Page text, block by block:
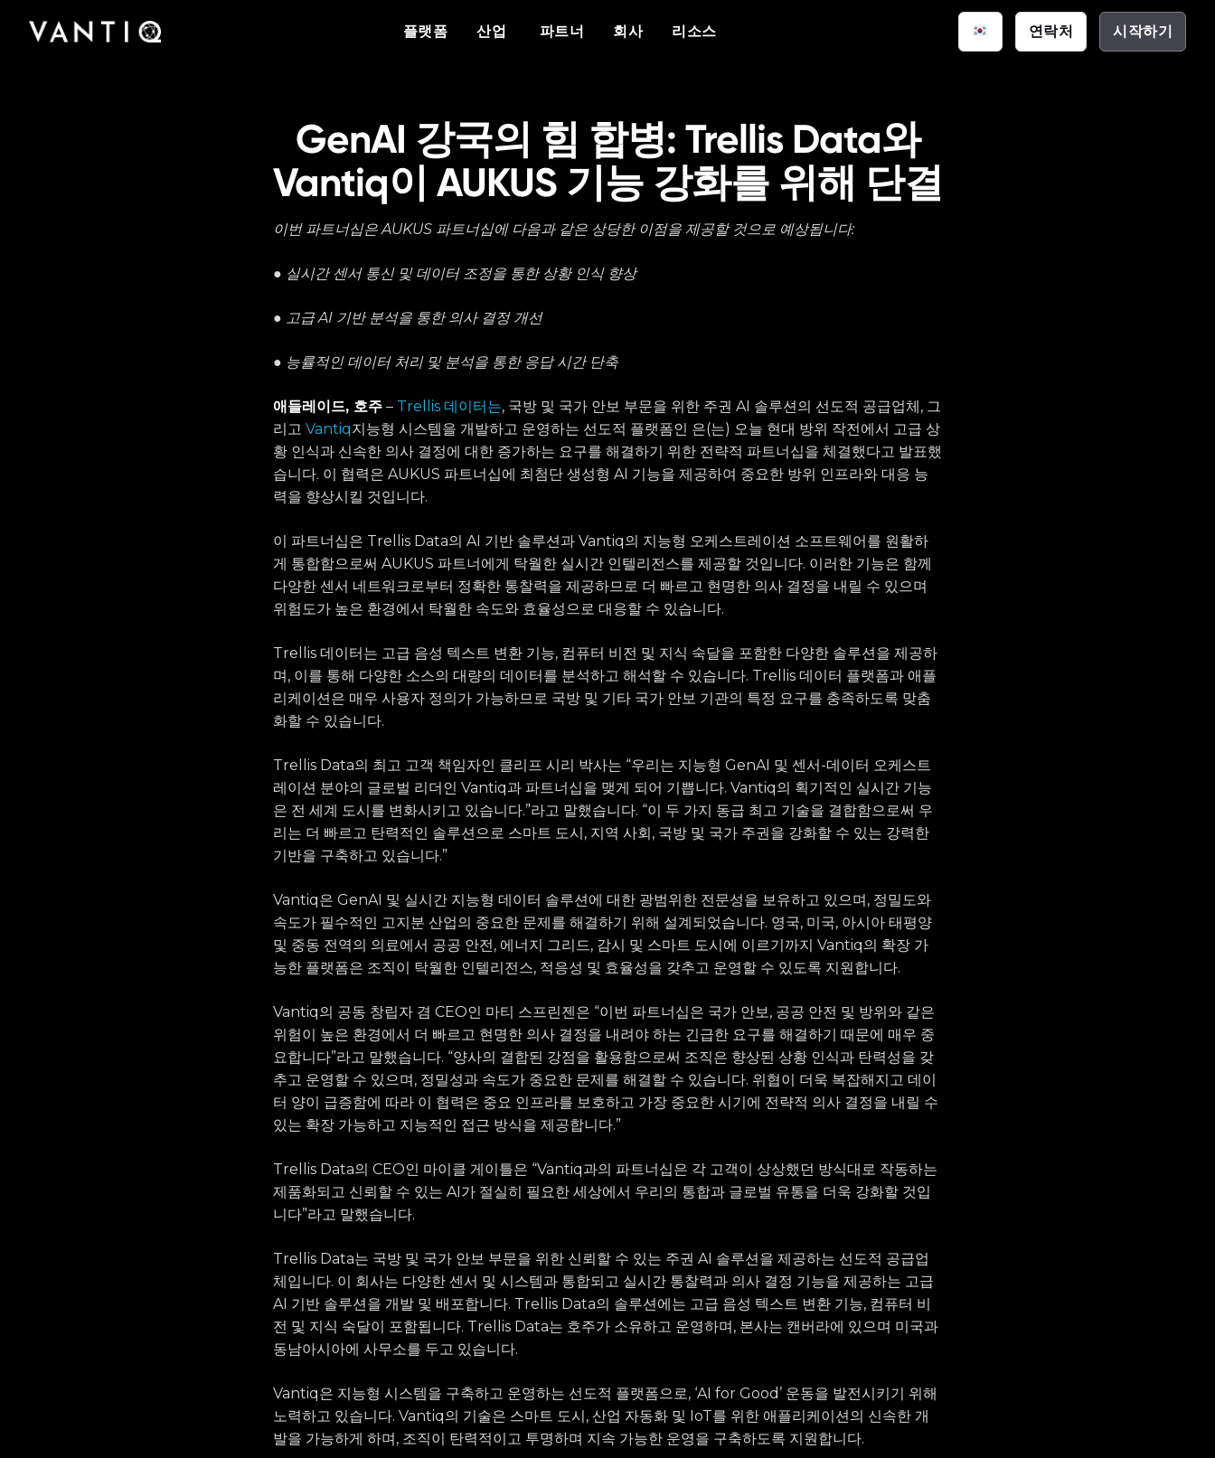
플랫폼 산업 파트너 회사 리소스 연락처 시작하기
Vantiq이 실시간 지능형 시스템을 구축하고 운영
플랫폼
에이전틱 AI
이벤트 중심 아키텍처(EDA)
산업 산업
스마트 공간
파트너 자세한 내용 리소스
Vantiq을 구축한 팀을 만나고 Vantiq이 어떻게
Vantiq 소개
경력
이벤트 캘린더
팟캐스트부터 사례 연구, 미디어 보도에 이르기
까지 Vantiq의 완벽한 리소스 라이브러리에 액세
백서
팟캐스트
보도 자료
증언
GenAI 강국의 힘 합병: Trellis Data와
Vantiq이 AUKUS 기능 강화를 위해 단결
이번 파트너십은 AUKUS 파트너십에 다음과 같은 상당한 이점을 제공할 것으로 예상됩니다:
● 실시간 센서 통신 및 데이터 조정을 통한 상황 인식 향상
● 고급 AI 기반 분석을 통한 의사 결정 개선
● 능률적인 데이터 처리 및 분석을 통한 응답 시간 단축
애들레이드, 호주 – Trellis 데이터는, 국방 및 국가 안보 부문을 위한 주권 AI 솔루션의 선도적 공급업체, 그
리고 Vantiq지능형 시스템을 개발하고 운영하는 선도적 플랫폼인 은(는) 오늘 현대 방위 작전에서 고급 상
황 인식과 신속한 의사 결정에 대한 증가하는 요구를 해결하기 위한 전략적 파트너십을 체결했다고 발표했
습니다. 이 협력은 AUKUS 파트너십에 최첨단 생성형 AI 기능을 제공하여 중요한 방위 인프라와 대응 능
력을 향상시킬 것입니다.
이 파트너십은 Trellis Data의 AI 기반 솔루션과 Vantiq의 지능형 오케스트레이션 소프트웨어를 원활하
게 통합함으로써 AUKUS 파트너에게 탁월한 실시간 인텔리전스를 제공할 것입니다. 이러한 기능은 함께
다양한 센서 네트워크로부터 정확한 통찰력을 제공하므로 더 빠르고 현명한 의사 결정을 내릴 수 있으며
위험도가 높은 환경에서 탁월한 속도와 효율성으로 대응할 수 있습니다.
Trellis 데이터는 고급 음성 텍스트 변환 기능, 컴퓨터 비전 및 지식 숙달을 포함한 다양한 솔루션을 제공하
며, 이를 통해 다양한 소스의 대량의 데이터를 분석하고 해석할 수 있습니다. Trellis 데이터 플랫폼과 애플
리케이션은 매우 사용자 정의가 가능하므로 국방 및 기타 국가 안보 기관의 특정 요구를 충족하도록 맞춤
화할 수 있습니다.
Trellis Data의 최고 고객 책임자인 클리프 시리 박사는 “우리는 지능형 GenAI 및 센서-데이터 오케스트
레이션 분야의 글로벌 리더인 Vantiq과 파트너십을 맺게 되어 기쁩니다. Vantiq의 획기적인 실시간 기능
은 전 세계 도시를 변화시키고 있습니다.”라고 말했습니다. “이 두 가지 동급 최고 기술을 결합함으로써 우
리는 더 빠르고 탄력적인 솔루션으로 스마트 도시, 지역 사회, 국방 및 국가 주권을 강화할 수 있는 강력한
기반을 구축하고 있습니다.”
Vantiq은 GenAI 및 실시간 지능형 데이터 솔루션에 대한 광범위한 전문성을 보유하고 있으며, 정밀도와
속도가 필수적인 고지분 산업의 중요한 문제를 해결하기 위해 설계되었습니다. 영국, 미국, 아시아 태평양
및 중동 전역의 의료에서 공공 안전, 에너지 그리드, 감시 및 스마트 도시에 이르기까지 Vantiq의 확장 가
능한 플랫폼은 조직이 탁월한 인텔리전스, 적응성 및 효율성을 갖추고 운영할 수 있도록 지원합니다.
Vantiq의 공동 창립자 겸 CEO인 마티 스프린젠은 “이번 파트너십은 국가 안보, 공공 안전 및 방위와 같은
위험이 높은 환경에서 더 빠르고 현명한 의사 결정을 내려야 하는 긴급한 요구를 해결하기 때문에 매우 중
요합니다”라고 말했습니다. “양사의 결합된 강점을 활용함으로써 조직은 향상된 상황 인식과 탄력성을 갖
추고 운영할 수 있으며, 정밀성과 속도가 중요한 문제를 해결할 수 있습니다. 위협이 더욱 복잡해지고 데이
터 양이 급증함에 따라 이 협력은 중요 인프라를 보호하고 가장 중요한 시기에 전략적 의사 결정을 내릴 수
있는 확장 가능하고 지능적인 접근 방식을 제공합니다.”
Trellis Data의 CEO인 마이클 게이틀은 “Vantiq과의 파트너십은 각 고객이 상상했던 방식대로 작동하는
제품화되고 신뢰할 수 있는 AI가 절실히 필요한 세상에서 우리의 통합과 글로벌 유통을 더욱 강화할 것입
니다”라고 말했습니다.
Trellis Data는 국방 및 국가 안보 부문을 위한 신뢰할 수 있는 주권 AI 솔루션을 제공하는 선도적 공급업
체입니다. 이 회사는 다양한 센서 및 시스템과 통합되고 실시간 통찰력과 의사 결정 기능을 제공하는 고급
AI 기반 솔루션을 개발 및 배포합니다. Trellis Data의 솔루션에는 고급 음성 텍스트 변환 기능, 컴퓨터 비
전 및 지식 숙달이 포함됩니다. Trellis Data는 호주가 소유하고 운영하며, 본사는 캔버라에 있으며 미국과
동남아시아에 사무소를 두고 있습니다.
Vantiq은 지능형 시스템을 구축하고 운영하는 선도적 플랫폼으로, ‘AI for Good’ 운동을 발전시키기 위해
노력하고 있습니다. Vantiq의 기술은 스마트 도시, 산업 자동화 및 IoT를 위한 애플리케이션의 신속한 개
발을 가능하게 하며, 조직이 탄력적이고 투명하며 지속 가능한 운영을 구축하도록 지원합니다.